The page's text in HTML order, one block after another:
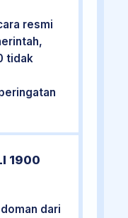
resmi
tidak
1900
dari